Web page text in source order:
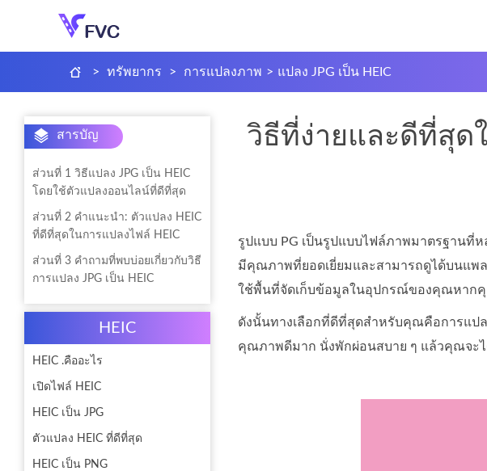
> ทรัพยากร > การแปลงภาพ > แปลง JPG เป็น HEIC
สารบัญ
ส่วนที่ 1 วิธีแปลง JPG เป็น HEIC
โดยใช้ตัวแปลงออนไลน์ที่ดีที่สุด
ส่วนที่ 2 คำแนะนำ: ตัวแปลง HEIC
ที่ดีที่สุดในการแปลงไฟล์ HEIC
ส่วนที่ 3 คำถามที่พบบ่อยเกี่ยวกับวิธี
การแปลง JPG เป็น HEIC
HEIC
HEIC .คืออะไร
เปิดไฟล์ HEIC
HEIC เป็น JPG
ตัวแปลง HEIC ที่ดีที่สุด
HEIC เป็น PNG
วิธีที่ง่ายและดีที่สุด
รูปแบบ PG เป็นรูปแบบไฟล์ภาพมาตรฐานที่
มีคุณภาพที่ยอดเยี่ยมและสามารถดูได้บนแพ
ใช้พื้นที่จัดเก็บข้อมูลในอุปกรณ์ของคุณหาก
ดังนั้นทางเลือกที่ดีที่สุดสำหรับคุณคือการแปล
คุณภาพดีมาก นั่งพักผ่อนสบาย ๆ แล้วคุณจะไ